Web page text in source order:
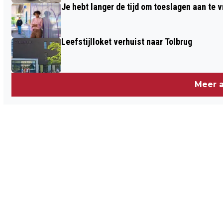
Je hebt langer de tijd om toeslagen aan te
Leefstijlloket verhuist naar Tolbrug
Meer